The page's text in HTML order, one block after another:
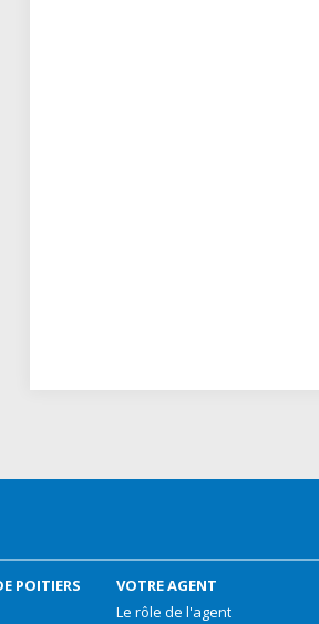
POITIERS
VOTRE AGENT
Le rôle de l'agent